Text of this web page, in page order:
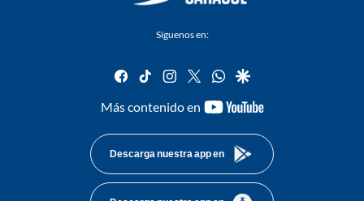
Síguenos en:
facebook
tiktok instagram
twitterwhatsapp
google
Más contenido en
youtube-
Descarga nuestra app en